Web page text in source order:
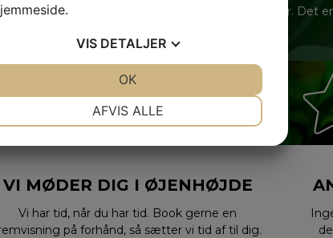
forskellige mennesker, som der findes biler. Det
VI MØDER DIG I ØJENHØJDE
Vi har tid, når du har tid. Book gerne en
på forhånd, så sætter vi tid af til dig.
VIS DETALJER
AFVIS ALLE
OK